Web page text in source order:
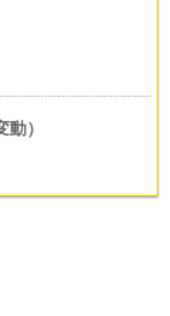
）